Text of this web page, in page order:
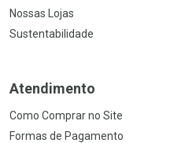
Nossas Lojas
Sustentabilidade
Atendimento
Como Comprar no Site
Formas de Pagamento